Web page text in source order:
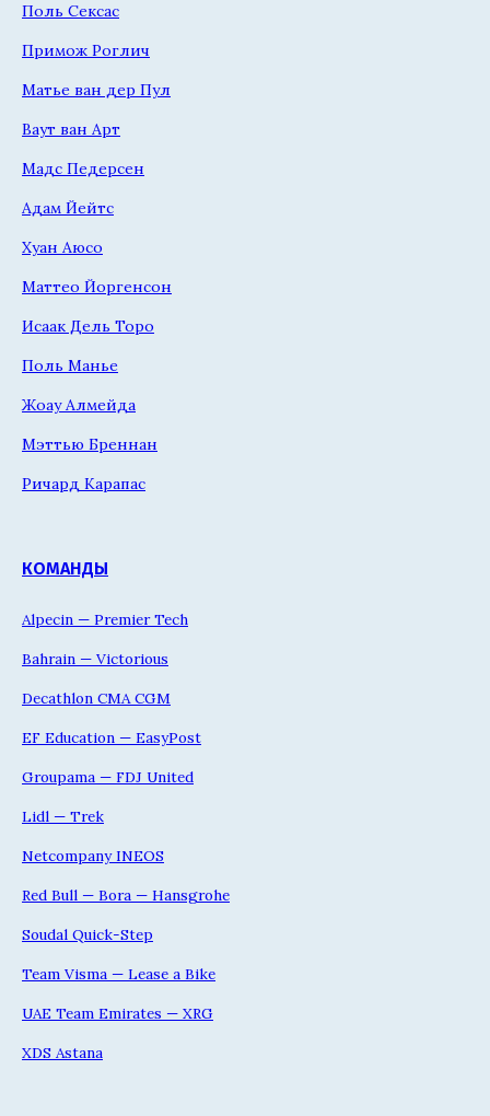
Поль Сексас
Примож Роглич
Матье ван дер Пул
Ваут ван Арт
Мадс Педерсен
Адам Йейтс
Хуан Аюсо
Маттео Йоргенсон
Исаак Дель Торо
Поль Манье
Жоау Алмейда
Мэттью Бреннан
Ричард Карапас
КОМАНДЫ
Alpecin — Premier Tech
Bahrain — Victorious
Decathlon CMA CGM
EF Education — EasyPost
Groupama — FDJ United
Lidl — Trek
Netcompany INEOS
Red Bull — Bora — Hansgrohe
Soudal Quick-Step
Team Visma — Lease a Bike
UAE Team Emirates — XRG
XDS Astana